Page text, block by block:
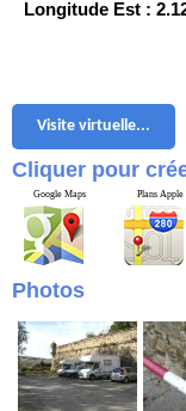
Longitude Est :
Visite virtuelle...
Cliquer pour
Google Maps Plans Apple
Photos